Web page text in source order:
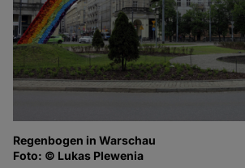
Regenbogen in Warschau
Foto: © Lukas Plewenia